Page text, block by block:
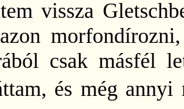
vissza
csak másfél
és még annyi